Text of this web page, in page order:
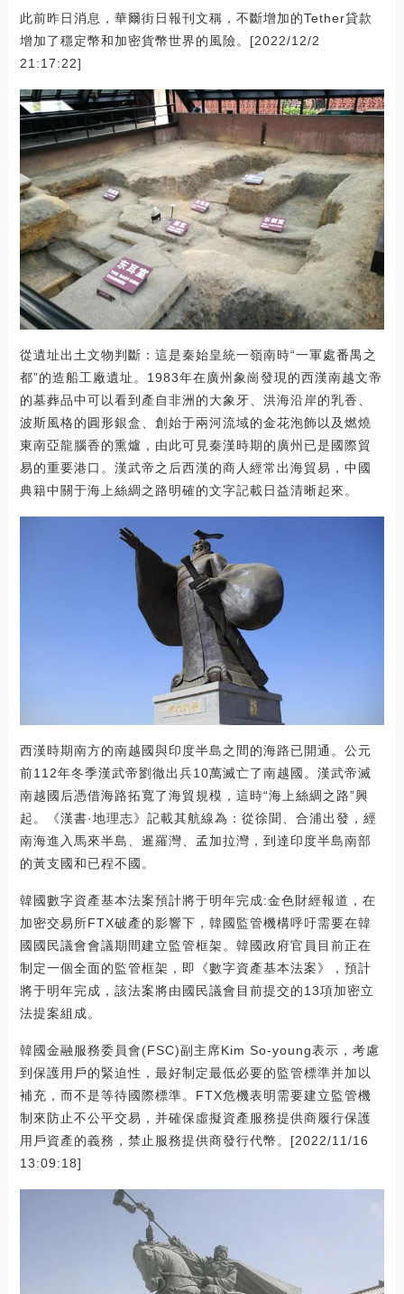
此前昨日消息，華爾街日報刊文稱，不斷增加的Tether貸款
增加了穩定幣和加密貨幣世界的風險。[2022/12/2
21:17:22]
從遺址出土文物判斷：這是秦始皇統一嶺南時“一軍處番禺之
都”的造船工廠遺址。1983年在廣州象崗發現的西漢南越文帝
的墓葬品中可以看到產自非洲的大象牙、洪海沿岸的乳香、
波斯風格的圓形銀盒、創始于兩河流域的金花泡飾以及燃燒
東南亞龍腦香的熏爐，由此可見秦漢時期的廣州已是國際貿
易的重要港口。漢武帝之后西漢的商人經常出海貿易，中國
典籍中關于海上絲綢之路明確的文字記載日益清晰起來。
西漢時期南方的南越國與印度半島之間的海路已開通。公元
前112年冬季漢武帝劉徹出兵10萬滅亡了南越國。漢武帝滅
南越國后憑借海路拓寬了海貿規模，這時“海上絲綢之路”興
起。《漢書·地理志》記載其航線為：從徐聞、合浦出發，經
南海進入馬來半島、暹羅灣、孟加拉灣，到達印度半島南部
的黃支國和已程不國。
韓國數字資產基本法案預計將于明年完成:金色財經報道，在
加密交易所FTX破產的影響下，韓國監管機構呼吁需要在韓
國國民議會會議期間建立監管框架。韓國政府官員目前正在
制定一個全面的監管框架，即《數字資產基本法案》，預計
將于明年完成，該法案將由國民議會目前提交的13項加密立
法提案組成。
韓國金融服務委員會(FSC)副主席Kim So-young表示，考慮
到保護用戶的緊迫性，最好制定最低必要的監管標準并加以
補充，而不是等待國際標準。FTX危機表明需要建立監管機
制來防止不公平交易，并確保虛擬資產服務提供商履行保護
用戶資產的義務，禁止服務提供商發行代幣。[2022/11/16
13:09:18]